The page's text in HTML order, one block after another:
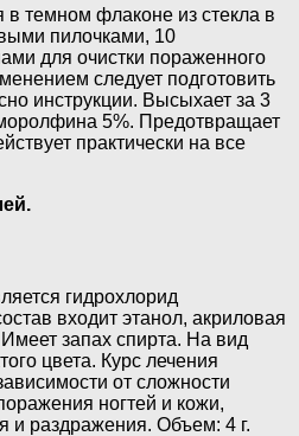
темном флаконе из стекла в
пилочками, 10
для очистки пораженного
следует подготовить
инструкции. Высыхает за 3
5%. Предотвращает
практически на все
гидрохлорид
входит этанол, акриловая
запах спирта. На вид
цвета. Курс лечения
от сложности
ногтей и кожи,
и раздражения. Объем: 4 г.